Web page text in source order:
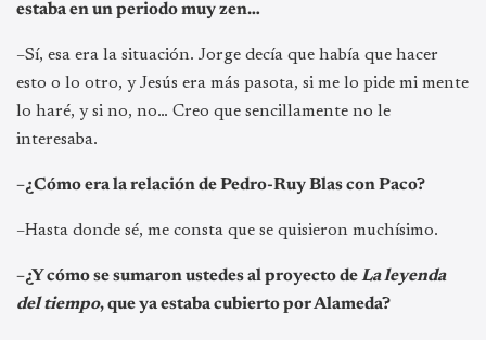
estaba en un periodo muy zen…
–Sí, esa era la situación. Jorge decía que había que hacer
esto o lo otro, y Jesús era más pasota, si me lo pide mi mente
lo haré, y si no, no… Creo que sencillamente no le
interesaba.
–¿Cómo era la relación de Pedro-Ruy Blas con Paco?
–Hasta donde sé, me consta que se quisieron muchísimo.
–¿Y cómo se sumaron ustedes al proyecto deLa leyenda
del tiempo, que ya estaba cubierto por Alameda?